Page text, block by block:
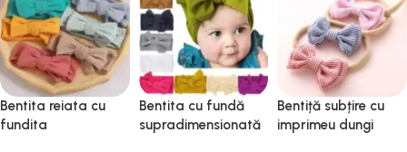
Bentita reiata cu
fundita
Bentita cu fundă
supradimensionată
Bentiță subțire cu
imprimeu dungi